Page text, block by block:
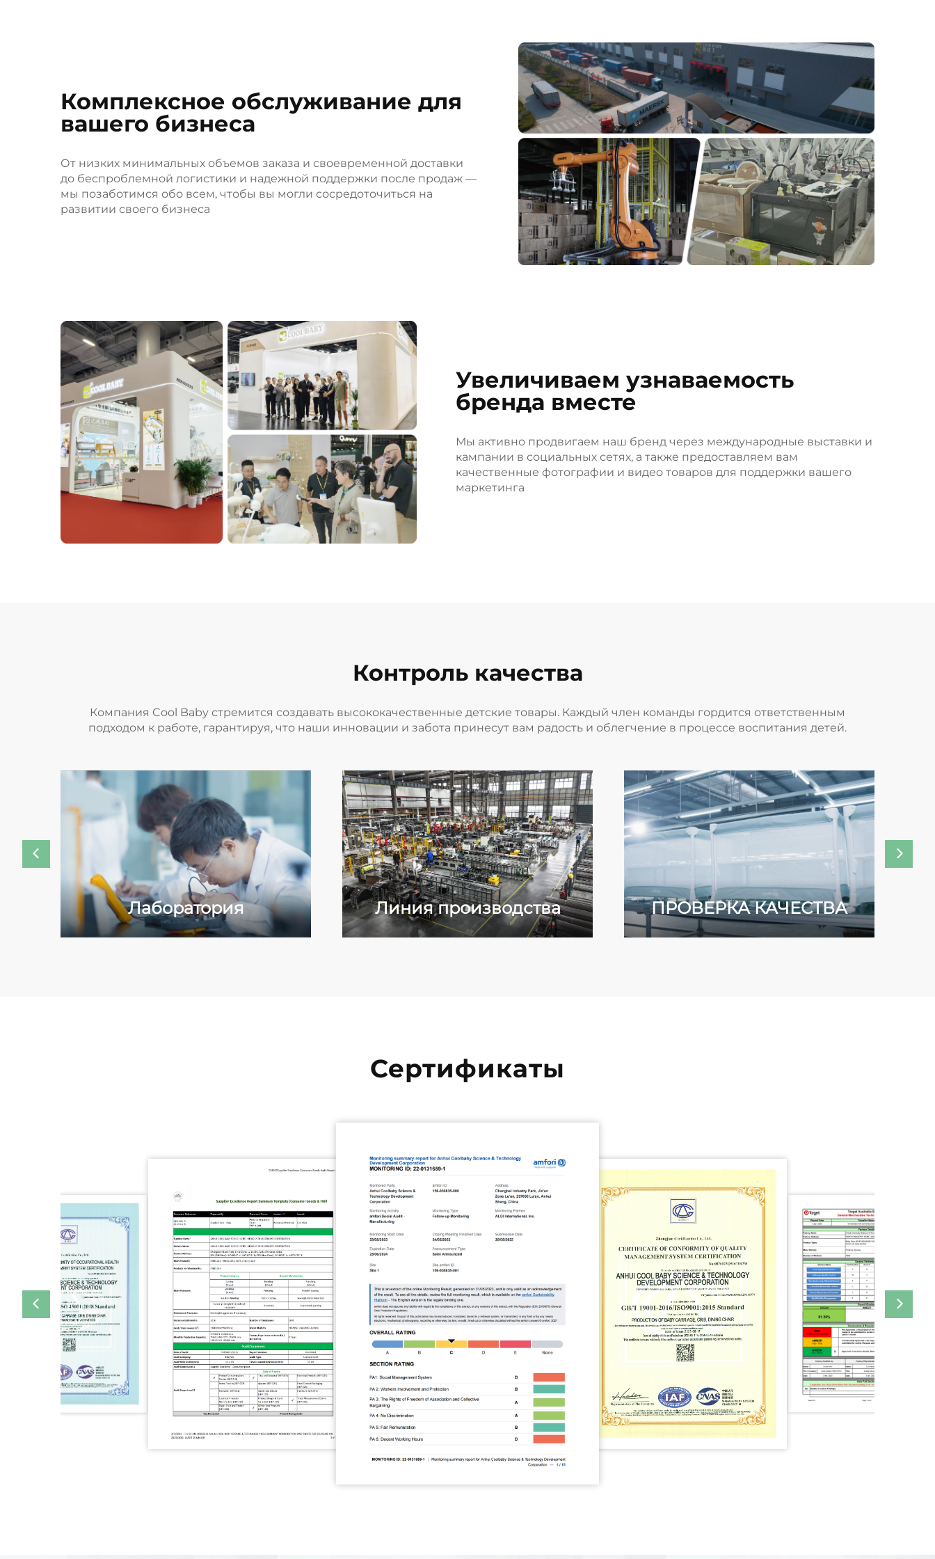
бренда во всем мире.
Комплексное обслуживание для
вашего бизнеса
От низких минимальных объемов заказа и своевременной доставки
до беспроблемной логистики и надежной поддержки после продаж —
мы позаботимся обо всем, чтобы вы могли сосредоточиться на
развитии своего бизнеса
Увеличиваем узнаваемость
бренда вместе
Мы активно продвигаем наш бренд через международные выставки и
кампании в социальных сетях, а также предоставляем вам
качественные фотографии и видео товаров для поддержки вашего
маркетинга
Контроль качества
Компания Cool Baby стремится создавать высококачественные детские товары. Каждый член команды гордится ответственным
подходом к работе, гарантируя, что наши инновации и забота принесут вам радость и облегчение в процессе воспитания детей.
Лаборатория Линия производства ПРОВЕРКА КАЧЕСТВА
Сертификаты